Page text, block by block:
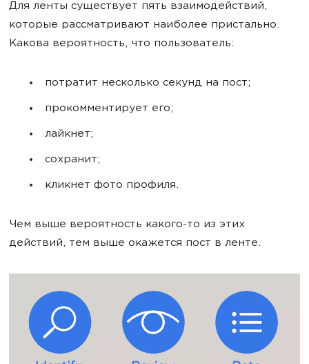
Для ленты существует пять взаимодействий,
которые рассматривают наиболее пристально.
Какова вероятность, что пользователь:
потратит несколько секунд на пост;
прокомментирует его;
лайкнет;
сохранит;
кликнет фото профиля.
Чем выше вероятность какого-то из этих
действий, тем выше окажется пост в ленте.